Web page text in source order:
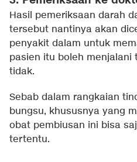
Hasil pemeriksaan darah
tersebut nantinya akan
penyakit dalam untuk
pasien itu boleh menjalani
tidak.
Sebab dalam rangkaian
bungsu, khususnya yang
obat pembiusan ini bisa
tertentu.